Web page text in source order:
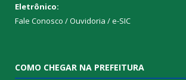
Eletrônico:
Fale Conosco / Ouvidoria / e-SIC
COMO CHEGAR NA PREFEITURA